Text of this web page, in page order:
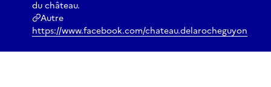
du château.
Autre
https://www.facebook.com/chateau.delarocheguyon